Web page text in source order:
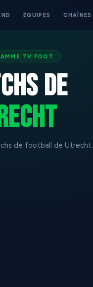
ÉQUIPES CHAÎNES
TV FOOT
de
de football de Utrecht.